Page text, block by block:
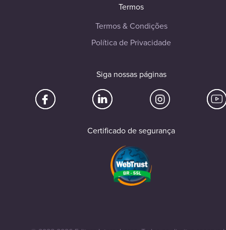
Termos
Termos & Condições
Política de Privacidade
Siga nossas páginas
Certificado de segurança